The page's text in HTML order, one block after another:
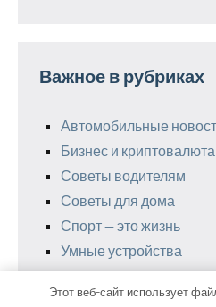
Важное в рубриках
Автомобильные
Бизнес и криптовалюта
Советы водителям
Советы для дома
Спорт — это жизнь
Умные устройства
Этот веб-сайт использует